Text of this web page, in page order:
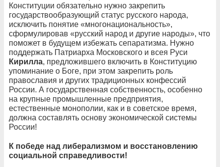
Конституции обязательно нужно закрепить
государствообразующий статус русского народа,
исключить понятие «многонациональность»,
сформулировав «русский народ и другие народы», что
поможет в будущем избежать сепаратизма. Нужно
поддержать Патриарха Московского и всея Руси
Кирилла, предложившего включить в Конституцию
упоминание о Боге, при этом закрепить роль
православия и других традиционных конфессий
России. А государственная собственность, особенно
на крупные промышленные предприятия,
естественные монополии, как и в советское время,
должна составлять основу экономической системы
России!
К победе над либерализмом и восстановлению
социальной справедливости!